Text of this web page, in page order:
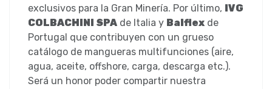
exclusivos para la Gran Minería. Por último, IVG
COLBACHINI SPA de Italia y Balflex de
Portugal que contribuyen con un grueso
catálogo de mangueras multifunciones (aire,
agua, aceite, offshore, carga, descarga etc.).
Será un honor poder compartir nuestra